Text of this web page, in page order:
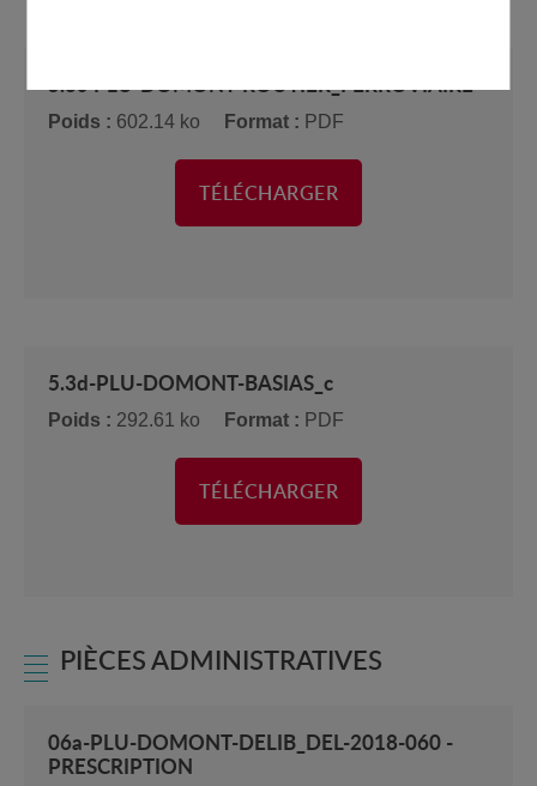
5.3c-PLU-DOMONT-ROUTIER_FERROVIAIRE
Poids : 602.14 ko Format : PDF
TÉLÉCHARGER
5.3d-PLU-DOMONT-BASIAS_c
Poids : 292.61 ko Format : PDF
TÉLÉCHARGER
PIÈCES ADMINISTRATIVES
06a-PLU-DOMONT-DELIB_DEL-2018-060 -
PRESCRIPTION